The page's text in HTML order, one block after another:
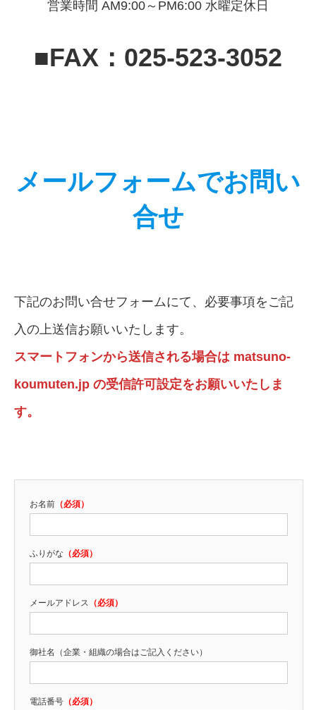
営業時間 AM9:00～PM6:00 水曜定休日
■FAX：025-523-3052
メールフォームでお問い
合せ
下記のお問い合せフォームにて、必要事項をご記
入の上送信お願いいたします。
スマートフォンから送信される場合は matsuno-
koumuten.jp の受信許可設定をお願いいたしま
す。
お名前 （必須）
ふりがな （必須）
メールアドレス （必須）
御社名 （企業・組織の場合はご記入ください）
電話番号 （必須）